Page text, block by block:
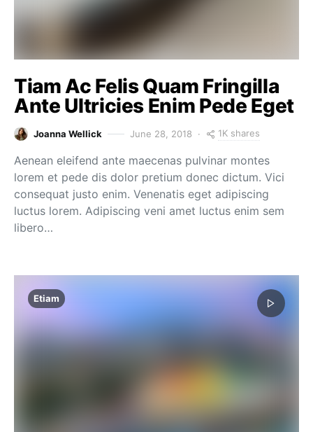
Tiam Ac Felis Quam Fringilla
Ante Ultricies Enim Pede Eget
Joanna Wellick June 28, 2018 1K shares
Aenean eleifend ante maecenas pulvinar montes
lorem et pede dis dolor pretium donec dictum. Vici
consequat justo enim. Venenatis eget adipiscing
luctus lorem. Adipiscing veni amet luctus enim sem
libero…
Etiam